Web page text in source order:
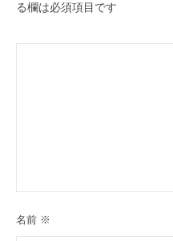
る欄は必須項目です
名前 ※